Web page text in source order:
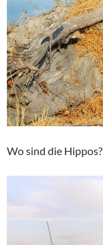
Wo sind die Hippos?